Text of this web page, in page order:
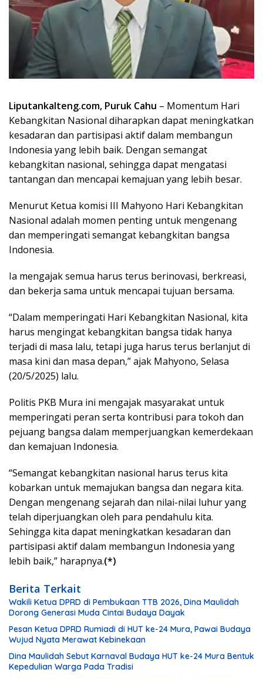
Liputankalteng.com, Puruk Cahu – Momentum Hari
Kebangkitan Nasional diharapkan dapat meningkatkan
kesadaran dan partisipasi aktif dalam membangun
Indonesia yang lebih baik. Dengan semangat
kebangkitan nasional, sehingga dapat mengatasi
tantangan dan mencapai kemajuan yang lebih besar.
Menurut Ketua komisi III Mahyono Hari Kebangkitan
Nasional adalah momen penting untuk mengenang
dan memperingati semangat kebangkitan bangsa
Indonesia.
Ia mengajak semua harus terus berinovasi, berkreasi,
dan bekerja sama untuk mencapai tujuan bersama.
“Dalam memperingati Hari Kebangkitan Nasional, kita
harus mengingat kebangkitan bangsa tidak hanya
terjadi di masa lalu, tetapi juga harus terus berlanjut di
masa kini dan masa depan,” ajak Mahyono, Selasa
(20/5/2025) lalu.
Politis PKB Mura ini mengajak masyarakat untuk
memperingati peran serta kontribusi para tokoh dan
pejuang bangsa dalam memperjuangkan kemerdekaan
dan kemajuan Indonesia.
“Semangat kebangkitan nasional harus terus kita
kobarkan untuk memajukan bangsa dan negara kita.
Dengan mengenang sejarah dan nilai-nilai luhur yang
telah diperjuangkan oleh para pendahulu kita.
Sehingga kita dapat meningkatkan kesadaran dan
partisipasi aktif dalam membangun Indonesia yang
lebih baik,” harapnya.(*)
Berita Terkait
Wakili Ketua DPRD di Pembukaan TTB 2026, Dina Maulidah
Dorong Generasi Muda Cintai Budaya Dayak
Pesan Ketua DPRD Rumiadi di HUT ke-24 Mura, Pawai Budaya
Wujud Nyata Merawat Kebinekaan
Dina Maulidah Sebut Karnaval Budaya HUT ke-24 Mura Bentuk
Kepedulian Warga Pada Tradisi